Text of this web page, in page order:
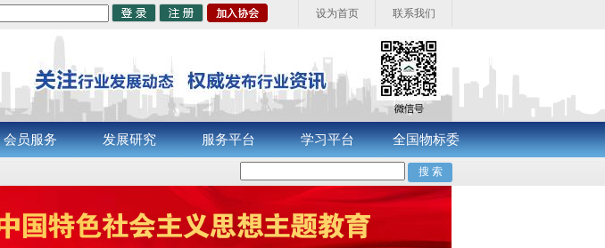
联系我们
设为首页
会员服务 发展研究 服务平台 学习平台 全国物标委